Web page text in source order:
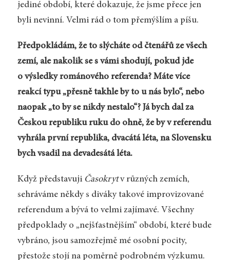
jediné období, které dokazuje, že jsme přece jen
byli nevinní. Velmi rád o tom přemýšlím a píšu.
Předpokládám, že to slýcháte od čtenářů ze všech
zemí, ale nakolik se s vámi shodují, pokud jde
o výsledky románového referenda? Máte více
reakcí typu „přesně takhle by to u nás bylo“, nebo
naopak „to by se nikdy nestalo“? Já bych dal za
Českou republiku ruku do ohně, že by v referendu
vyhrála první republika, dvacátá léta, na Slovensku
bych vsadil na devadesátá léta.
Když představuji Časokrytv různých zemích,
sehráváme někdy s diváky takové improvizované
referendum a bývá to velmi zajímavé. Všechny
předpoklady o „nejšťastnějším“ období, které bude
vybráno, jsou samozřejmě mé osobní pocity,
přestože stojí na poměrně podrobném výzkumu.